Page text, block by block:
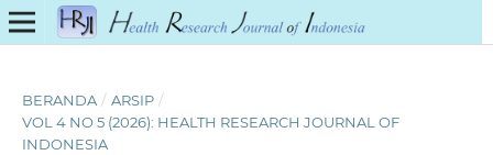
BERANDA / ARSIP /
VOL 4 NO 5 (2026): HEALTH RESEARCH JOURNAL OF
INDONESIA